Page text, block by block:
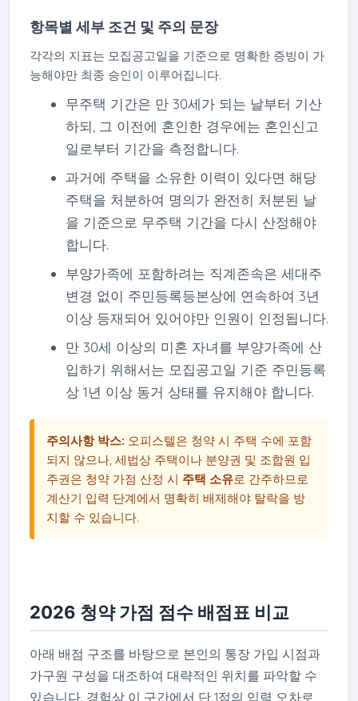
항목별 세부 조건 및 주의 문장
각각의 지표는 모집공고일을 기준으로 명확한 증빙이 가
능해야만 최종 승인이 이루어집니다.
무주택 기간은 만 30세가 되는 날부터 기산
하되, 그 이전에 혼인한 경우에는 혼인신고
일로부터 기간을 측정합니다.
과거에 주택을 소유한 이력이 있다면 해당
주택을 처분하여 명의가 완전히 처분된 날
을 기준으로 무주택 기간을 다시 산정해야
합니다.
부양가족에 포함하려는 직계존속은 세대주
변경 없이 주민등록등본상에 연속하여 3년
이상 등재되어 있어야만 인원이 인정됩니다.
만 30세 이상의 미혼 자녀를 부양가족에 산
입하기 위해서는 모집공고일 기준 주민등록
상 1년 이상 동거 상태를 유지해야 합니다.
주의사항 박스: 오피스텔은 청약 시 주택 수에 포함
되지 않으나, 세법상 주택이나 분양권 및 조합원 입
주권은 청약 가점 산정 시 주택 소유로 간주하므로
계산기 입력 단계에서 명확히 배제해야 탈락을 방
지할 수 있습니다.
2026 청약 가점 점수 배점표 비교
아래 배점 구조를 바탕으로 본인의 통장 가입 시점과
가구원 구성을 대조하여 대략적인 위치를 파악할 수
있습니다. 경험상 이 구간에서 단 1점의 입력 오차로